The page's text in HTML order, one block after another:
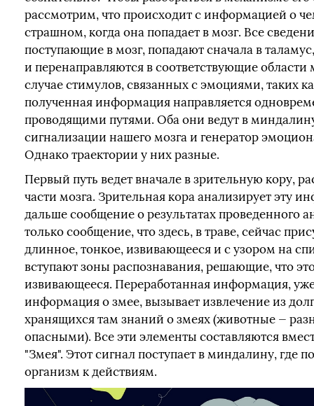
рассмотрим, что происходит с информацией о
страшном, когда она попадает в мозг. Все
поступающие в мозг, попадают сначала в
и перенаправляются в соответствующие области
случае стимулов, связанных с эмоциями, таких
полученная информация направляется
проводящими путями. Оба они ведут в
сигнализации нашего мозга и генератор
Однако траектории у них разные.
Первый путь ведет вначале в зрительную кору,
части мозга. Зрительная кора анализирует эту
дальше сообщение о результатах проведенного
только сообщение, что здесь, в траве, сейчас
длинное, тонкое, извивающееся и с узором на
вступают зоны распознавания, решающие, что
извивающееся. Переработанная информация,
информация о змее, вызывает извлечение из
хранящихся там знаний о змеях (животные —
опасными). Все эти элементы составляются
"Змея". Этот сигнал поступает в миндалину, где
организм к действиям.